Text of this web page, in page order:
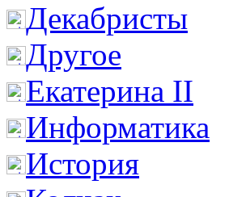
Декабристы
Другое
Екатерина II
Информатика
История